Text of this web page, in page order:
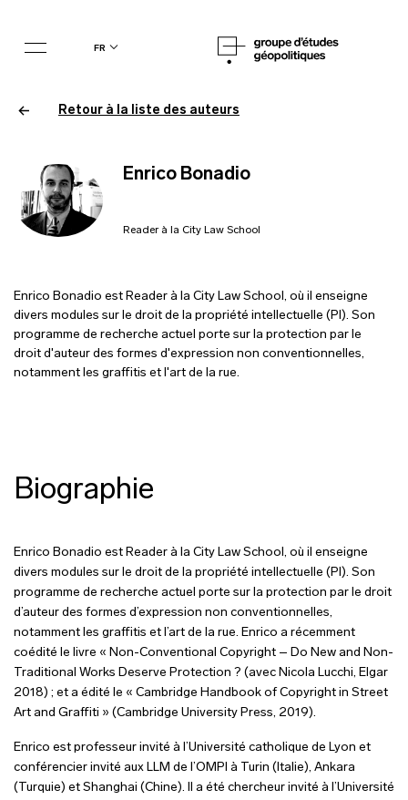
fr
Enrico Bonadio
Reader à la City Law School
Enrico Bonadio est Reader à la City Law School, où il enseigne
divers modules sur le droit de la propriété intellectuelle (PI). Son
programme de recherche actuel porte sur la protection par le
droit d'auteur des formes d'expression non conventionnelles,
notamment les graffitis et l'art de la rue.
Retour à la liste des auteurs
Biographie
Enrico Bonadio est Reader à la City Law School, où il enseigne
divers modules sur le droit de la propriété intellectuelle (PI). Son
programme de recherche actuel porte sur la protection par le droit
d’auteur des formes d’expression non conventionnelles,
notamment les graffitis et l’art de la rue. Enrico a récemment
coédité le livre « Non-Conventional Copyright – Do New and Non-
Traditional Works Deserve Protection ? (avec Nicola Lucchi, Elgar
2018) ; et a édité le « Cambridge Handbook of Copyright in Street
Art and Graffiti » (Cambridge University Press, 2019).
Enrico est professeur invité à l’Université catholique de Lyon et
conférencier invité aux LLM de l’OMPI à Turin (Italie), Ankara
(Turquie) et Shanghai (Chine). Il a été chercheur invité à l’Université